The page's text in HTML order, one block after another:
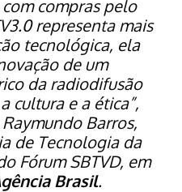
compras pelo
representa mais
tecnológica, ela
de um
da radiodifusão
cultura e a ética”,
Barros,
de Tecnologia da
Fórum SBTVD, em
Brasil.